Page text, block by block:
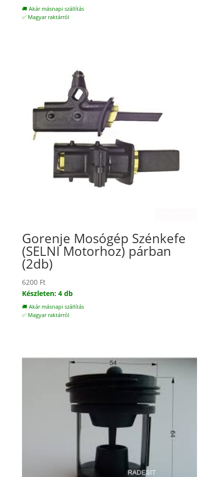
🚚 Akár másnapi szállítás
✅ Magyar raktárról
Gorenje Mosógép Szénkefe
(SELNI Motorhoz) párban
(2db)
6200 Ft
Készleten: 4 db
🚚 Akár másnapi szállítás
✅ Magyar raktárról